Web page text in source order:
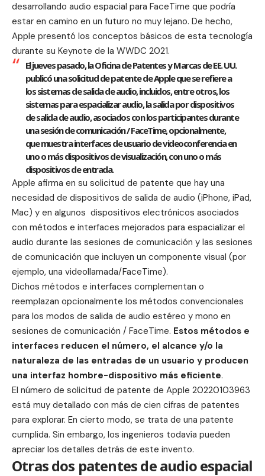
desarrollando audio espacial para FaceTime que podría
estar en camino en un futuro no muy lejano. De hecho,
Apple presentó los conceptos básicos de esta tecnología
durante su Keynote de la WWDC 2021.
El jueves pasado, la Oficina de Patentes y Marcas de EE. UU.
publicó una solicitud de patente de Apple que se refiere a
los sistemas de salida de audio, incluidos, entre otros, los
sistemas para espacializar audio, la salida por dispositivos
de salida de audio, asociados con los participantes durante
una sesión de comunicación / FaceTime, opcionalmente,
que muestra interfaces de usuario de videoconferencia en
uno o más dispositivos de visualización, con uno o más
dispositivos de entrada.
Apple afirma en su solicitud de patente que hay una
necesidad de dispositivos de salida de audio (iPhone, iPad,
Mac) y en algunos dispositivos electrónicos asociados
con métodos e interfaces mejorados para espacializar el
audio durante las sesiones de comunicación y las sesiones
de comunicación que incluyen un componente visual (por
ejemplo, una videollamada/FaceTime).
Dichos métodos e interfaces complementan o
reemplazan opcionalmente los métodos convencionales
para los modos de salida de audio estéreo y mono en
sesiones de comunicación / FaceTime. Estos métodos e
interfaces reducen el número, el alcance y/o la
naturaleza de las entradas de un usuario y producen
una interfaz hombre-dispositivo más eficiente.
El número de solicitud de patente de Apple 20220103963
está muy detallado con más de cien cifras de patentes
para explorar. En cierto modo, se trata de una patente
cumplida. Sin embargo, los ingenieros todavía pueden
apreciar los detalles detrás de este invento.
Otras dos patentes de audio espacial